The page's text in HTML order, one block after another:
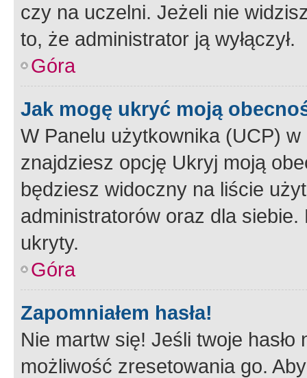
czy na uczelni. Jeżeli nie
to, że administrator ją wyłączył.
Góra
Jak mogę ukryć moją
W Panelu użytkownika (UCP) w
znajdziesz opcję Ukryj moją
będziesz widoczny na liście
administratorów oraz dla
ukryty.
Góra
Zapomniałem hasła!
Nie martw się! Jeśli twoje
możliwość zresetowania go.